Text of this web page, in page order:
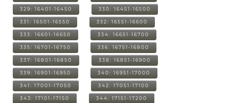
329: 16401-16450 330: 16451-16500
331: 16501-16550 332: 16551-16600
333: 16601-16650 334: 16651-16700
335: 16701-16750 336: 16751-16800
337: 16801-16850 338: 16851-16900
339: 16901-16950 340: 16951-17000
341: 17001-17050 342: 17051-17100
343: 17101-17150 344: 17151-17200